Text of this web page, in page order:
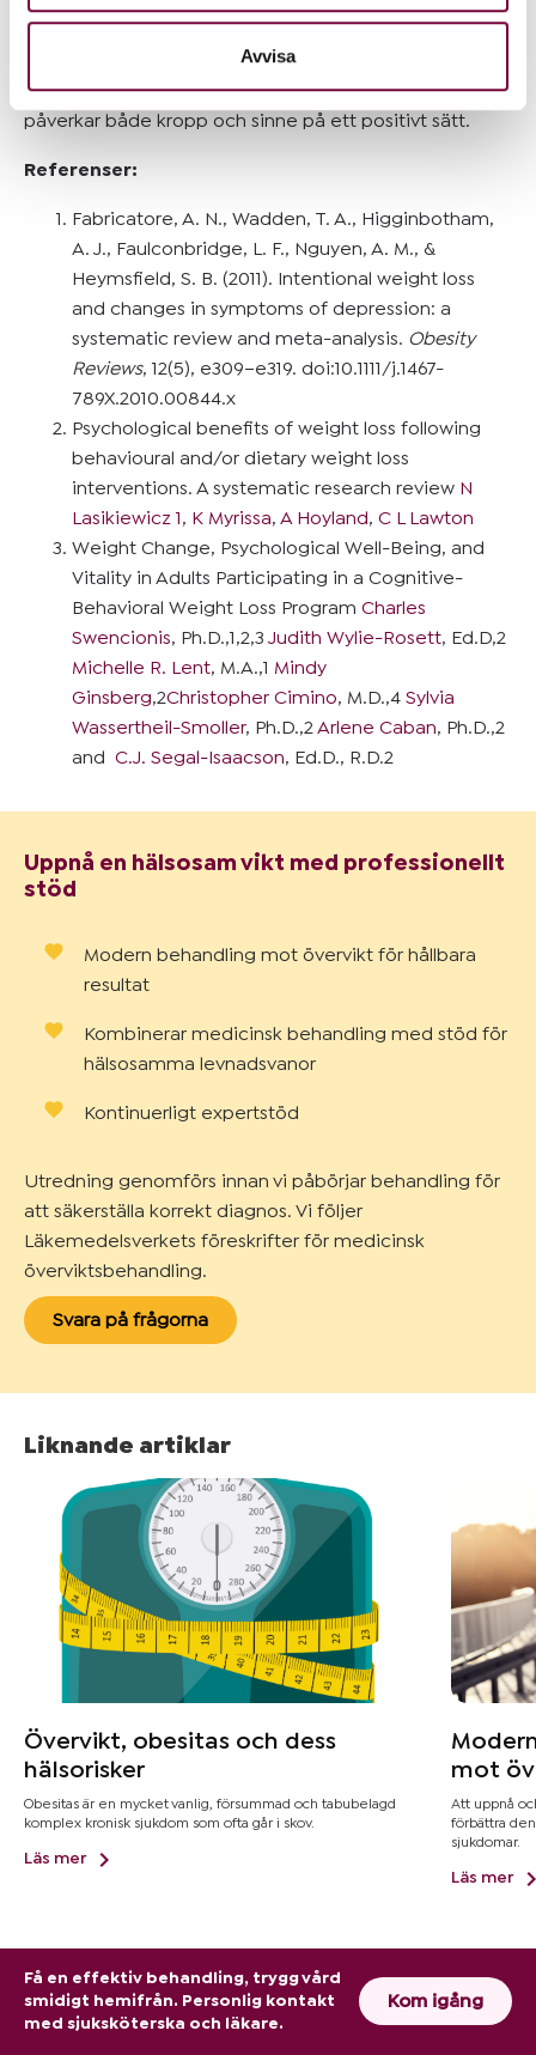
samlat in när du har använt deras tjänster.
Avvisa
minskade depressiva symtom och en mer stabil
mental hälsa. Genom att sätta realistiska mål och få
rätt stöd kan du skapa långvariga förändringar som
påverkar både kropp och sinne på ett positivt sätt.
Referenser:
Fabricatore, A. N., Wadden, T. A., Higginbotham,
A. J., Faulconbridge, L. F., Nguyen, A. M., &
Heymsfield, S. B. (2011). Intentional weight loss
and changes in symptoms of depression: a
systematic review and meta-analysis. Obesity
Reviews, 12(5), e309–e319. doi:10.1111/j.1467-
789X.2010.00844.x
Psychological benefits of weight loss following
behavioural and/or dietary weight loss
interventions. A systematic research review N
Lasikiewicz 1, K Myrissa, A Hoyland, C L Lawton
Weight Change, Psychological Well-Being, and
Vitality in Adults Participating in a Cognitive-
Behavioral Weight Loss Program Charles
Swencionis, Ph.D.,1,2,3 Judith Wylie-Rosett, Ed.D,2
Michelle R. Lent, M.A.,1 Mindy
Ginsberg,2Christopher Cimino, M.D.,4 Sylvia
Wassertheil-Smoller, Ph.D.,2 Arlene Caban, Ph.D.,2
and C.J. Segal-Isaacson, Ed.D., R.D.2
Uppnå en hälsosam vikt med professionellt
stöd
Modern behandling mot övervikt för hållbara
resultat
Kombinerar medicinsk behandling med stöd för
hälsosamma levnadsvanor
Kontinuerligt expertstöd
Utredning genomförs innan vi påbörjar behandling för
att säkerställa korrekt diagnos. Vi följer
Läkemedelsverkets föreskrifter för medicinsk
överviktsbehandling.
Svara på frågorna
Liknande artiklar
Övervikt, obesitas och dess
hälsorisker
Obesitas är en mycket vanlig, försummad och tabubelagd
komplex kronisk sjukdom som ofta går i skov.
Läs mer
mot
Att uppnå
förbättra
sjukdomar.
Läs mer
Få en effektiv behandling, trygg vård
smidigt hemifrån. Personlig kontakt
med sjuksköterska och läkare.
Kom igång